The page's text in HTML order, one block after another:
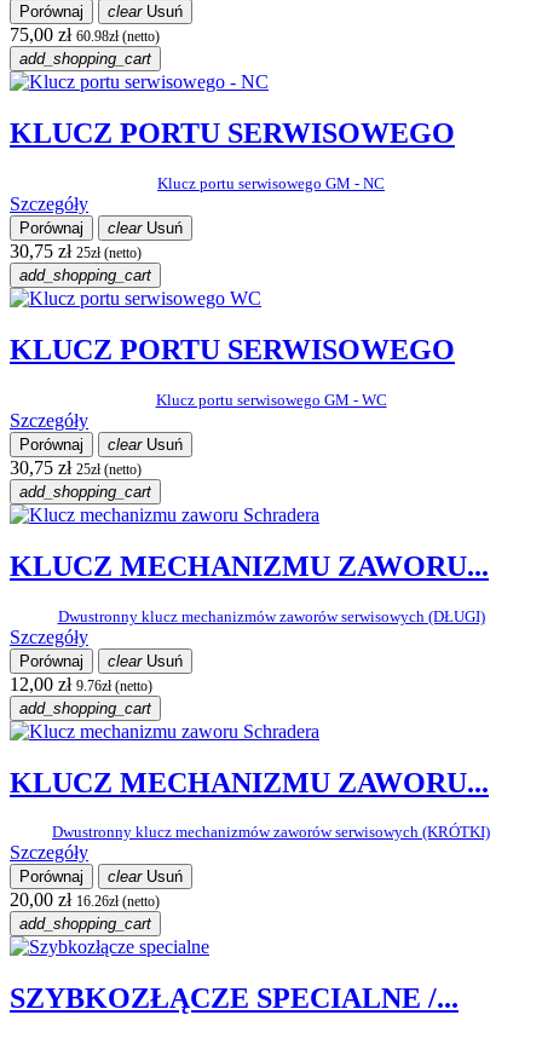
Porównaj clearUsuń
75,00 zł 60.98zł (netto)
add_shopping_cart
KLUCZ PORTU SERWISOWEGO
Klucz portu serwisowego GM - NC
Szczegóły
Porównaj clearUsuń
30,75 zł 25zł (netto)
add_shopping_cart
KLUCZ PORTU SERWISOWEGO
Klucz portu serwisowego GM - WC
Szczegóły
Porównaj clearUsuń
30,75 zł 25zł (netto)
add_shopping_cart
KLUCZ MECHANIZMU ZAWORU...
Dwustronny klucz mechanizmów zaworów serwisowych (DŁUGI)
Szczegóły
Porównaj clearUsuń
12,00 zł 9.76zł (netto)
add_shopping_cart
KLUCZ MECHANIZMU ZAWORU...
Dwustronny klucz mechanizmów zaworów serwisowych (KRÓTKI)
Szczegóły
Porównaj clearUsuń
20,00 zł 16.26zł (netto)
add_shopping_cart
SZYBKOZŁĄCZE SPECIALNE /...